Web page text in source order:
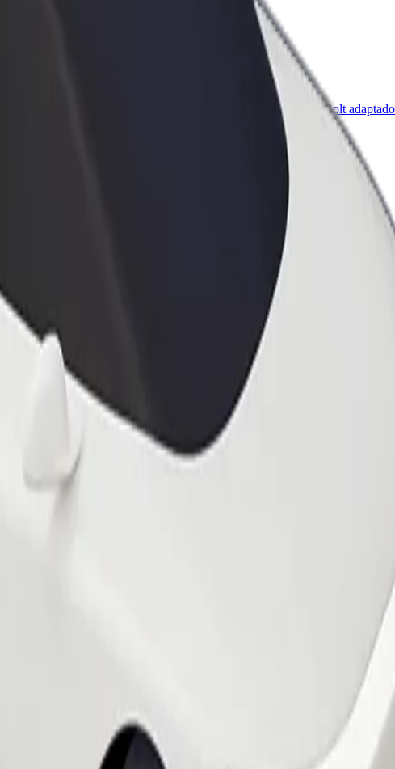
Bolt para empresas
Productos y servicios de Bolt
Popa"
Explorá nuestros servicios y encontrá la opción perfecta para tu viaje.
la app de Bolt